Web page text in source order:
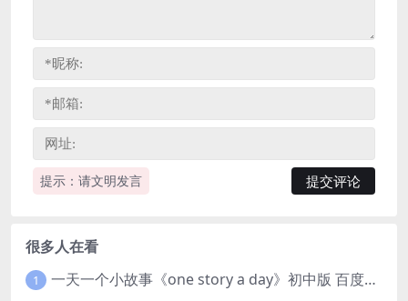
提示：请文明发言
很多人在看
1 一天一个小故事《one story a day》初中版 百度网盘分享下载